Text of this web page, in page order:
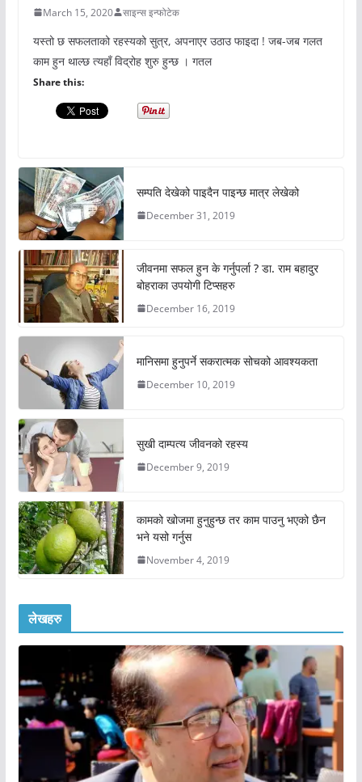
March 15, 2020 साइन्स इन्फोटेक
यस्तो छ सफलताको रहस्यको सुत्र, अपनाएर उठाउ फाइदा ! जब-जब गलत
काम हुन थाल्छ त्यहाँ विद्रोह शुरु हुन्छ । गतल
Share this:
सम्पति देखेको पाइदैन पाइन्छ मात्र लेखेको
December 31, 2019
जीवनमा सफल हुन के गर्नुपर्ला ? डा. राम बहादुर
बोहराका उपयोगी टिप्सहरु
December 16, 2019
मानिसमा हुनुपर्ने सकरात्मक सोचको आवश्यकता
December 10, 2019
सुखी दाम्पत्य जीवनको रहस्य
December 9, 2019
कामको खोजमा हुनुहुन्छ तर काम पाउनु भएको छैन
भने यसो गर्नुस
November 4, 2019
लेखहरु